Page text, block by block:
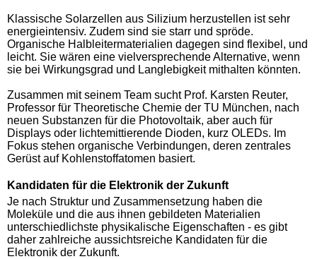
Klassische Solarzellen aus Silizium herzustellen ist sehr
energieintensiv. Zudem sind sie starr und spröde.
Organische Halbleitermaterialien dagegen sind flexibel, und
leicht. Sie wären eine vielversprechende Alternative, wenn
sie bei Wirkungsgrad und Langlebigkeit mithalten könnten.
Zusammen mit seinem Team sucht Prof. Karsten Reuter,
Professor für Theoretische Chemie der TU München, nach
neuen Substanzen für die Photovoltaik, aber auch für
Displays oder lichtemittierende Dioden, kurz OLEDs. Im
Fokus stehen organische Verbindungen, deren zentrales
Gerüst auf Kohlenstoffatomen basiert.
Kandidaten für die Elektronik der Zukunft
Je nach Struktur und Zusammensetzung haben die
Moleküle und die aus ihnen gebildeten Materialien
unterschiedlichste physikalische Eigenschaften - es gibt
daher zahlreiche aussichtsreiche Kandidaten für die
Elektronik der Zukunft.